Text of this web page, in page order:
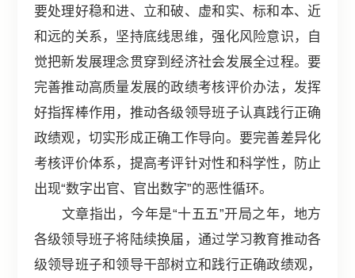
要处理好稳和进、立和破、虚和实、标和本、近
和远的关系，坚持底线思维，强化风险意识，自
觉把新发展理念贯穿到经济社会发展全过程。要
完善推动高质量发展的政绩考核评价办法，发挥
好指挥棒作用，推动各级领导班子认真践行正确
政绩观，切实形成正确工作导向。要完善差异化
考核评价体系，提高考评针对性和科学性，防止
出现“数字出官、官出数字”的恶性循环。
文章指出，今年是“十五五”开局之年，地方
各级领导班子将陆续换届，通过学习教育推动各
级领导班子和领导干部树立和践行正确政绩观，